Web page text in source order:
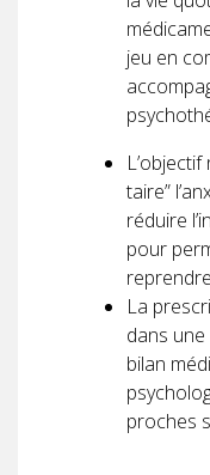
jeu en
L’objectif
taire”
réduire
pour
La
dans
bilan
proches